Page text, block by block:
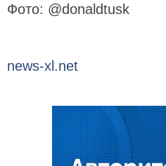
Фото: @donaldtusk
news-xl.net